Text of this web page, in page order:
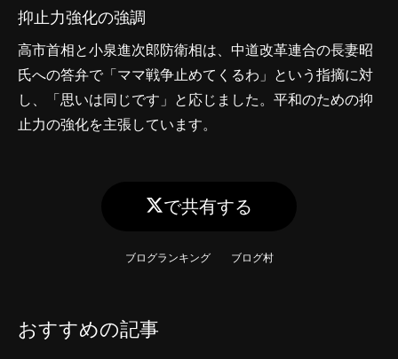
抑止力強化の強調
高市首相と小泉進次郎防衛相は、中道改革連合の長妻昭
氏への答弁で「ママ戦争止めてくるわ」という指摘に対
し、「思いは同じです」と応じました。平和のための抑
止力の強化を主張しています。
で共有する
ブログランキング ブログ村
おすすめの記事